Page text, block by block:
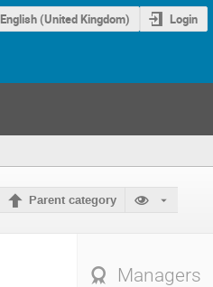
English (United Kingdom) Login
Parent category
Managers